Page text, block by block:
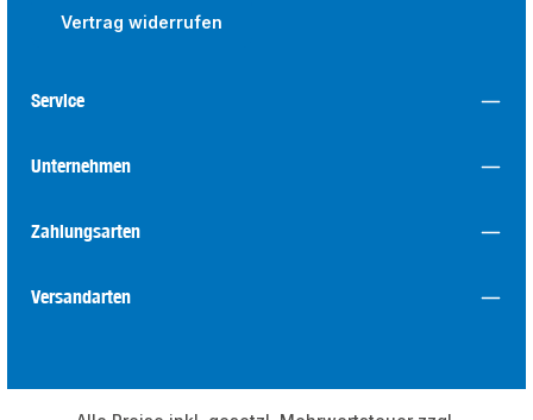
Vertrag widerrufen
Service
Unternehmen
Zahlungsarten
Versandarten